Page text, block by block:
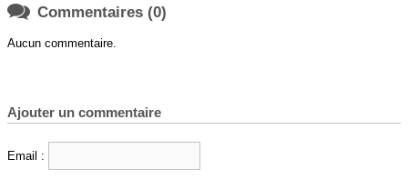
 Commentaires (0)
Aucun commentaire.
Ajouter un commentaire
Email :